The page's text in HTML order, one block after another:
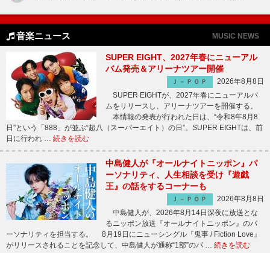
音楽ニュース MUSIC NEWS
SUPER EIGHT、2027年春にニューアル
バム発売＆アリーナツアー開催
Ｊ－ＰＯＰ
2026年8月8日
SUPER EIGHTが、2027年春にニューアルバ
ムをリリースし、アリーナツアーを開催する。
本情報の発表が行われた日は、“令和8年8月8
日”という「888」が並ぶ“超八（スーパーエイト）の日”。SUPER EIGHTは、前
日に行われ … 続きを読む
中島健人が『オールナイトニッポン』パ
ーソナリティ、人生相談を受け『遊戯
王』の話をするコーナーも
Ｊ－ＰＯＰ
2026年8月8日
中島健人が、2026年8月14日深夜に放送とな
るニッポン放送『オールナイトニッポン』のパ
ーソナリティを担当する。 8月19日にニューシングル『鬼事 / Fiction Love』
がリリースされることを記念して、中島健人が通称“1部”のパ … 続きを読む